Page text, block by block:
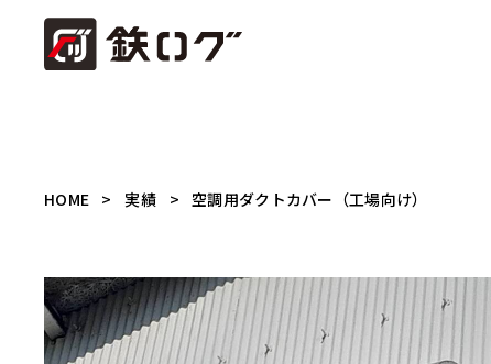
HOME 実績 空調用ダクトカバー（工場向け）